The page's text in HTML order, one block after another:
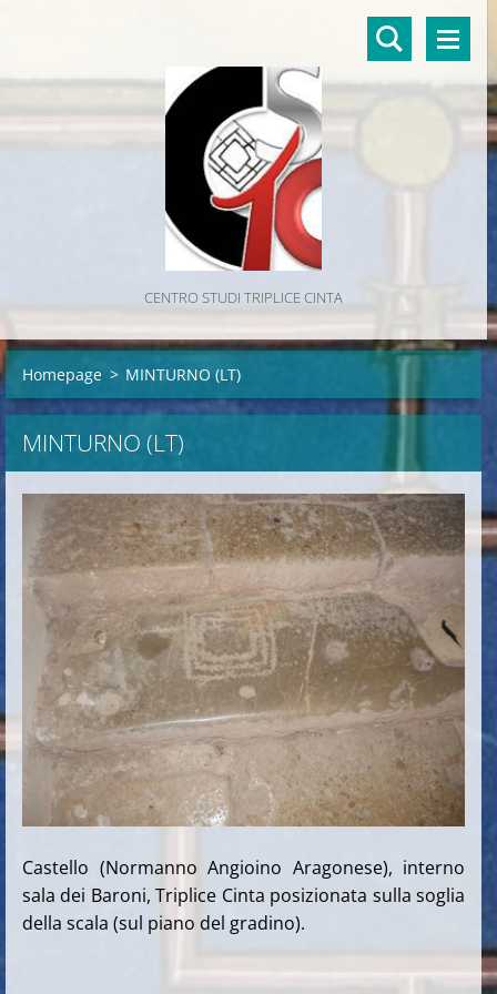
CENTRO STUDI TRIPLICE CINTA
Homepage > MINTURNO (LT)
MINTURNO (LT)
Castello (Normanno Angioino Aragonese), interno
sala dei Baroni, Triplice Cinta posizionata sulla soglia
della scala (sul piano del gradino).